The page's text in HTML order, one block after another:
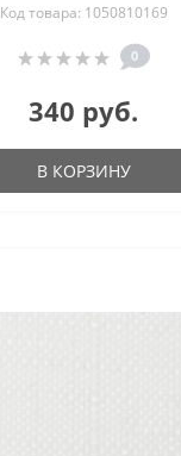
Код товара: 1050810169
0
340 руб.
В КОРЗИНУ